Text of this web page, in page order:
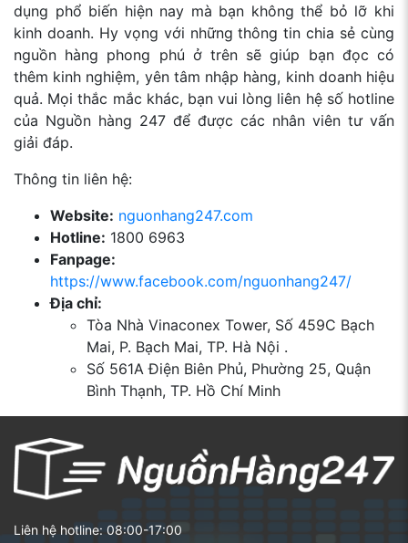
dụng phổ biến hiện nay mà bạn không thể bỏ lỡ khi
kinh doanh. Hy vọng với những thông tin chia sẻ cùng
nguồn hàng phong phú ở trên sẽ giúp bạn đọc có
thêm kinh nghiệm, yên tâm nhập hàng, kinh doanh hiệu
quả. Mọi thắc mắc khác, bạn vui lòng liên hệ số hotline
của Nguồn hàng 247 để được các nhân viên tư vấn
giải đáp.
Thông tin liên hệ:
Website: nguonhang247.com
Hotline: 1800 6963
Fanpage:
https://www.facebook.com/nguonhang247/
Địa chỉ:
Tòa Nhà Vinaconex Tower, Số 459C Bạch
Mai, P. Bạch Mai, TP. Hà Nội .
Số 561A Điện Biên Phủ, Phường 25, Quận
Bình Thạnh, TP. Hồ Chí Minh
Liên hệ hotline: 08:00-17:00